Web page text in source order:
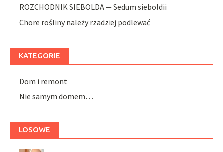
ROZCHODNIK SIEBOLDA — Sedum sieboldii
Chore rośliny należy rzadziej podlewać
KATEGORIE
Dom i remont
Nie samym domem…
LOSOWE